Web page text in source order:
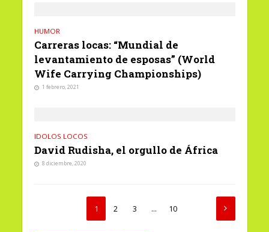
HUMOR
Carreras locas: “Mundial de
levantamiento de esposas” (World
Wife Carrying Championships)
1 febrero, 2021
IDOLOS LOCOS
David Rudisha, el orgullo de África
8 diciembre, 2020
1 2 3 … 10